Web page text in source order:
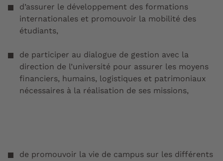
d’assurer le développement des formations
internationales et promouvoir la mobilité des
étudiants,
de participer au dialogue de gestion avec la
direction de l’université pour assurer les moyens
financiers, humains, logistiques et patrimoniaux
nécessaires à la réalisation de ses missions,
de promouvoir la vie de campus sur les différents